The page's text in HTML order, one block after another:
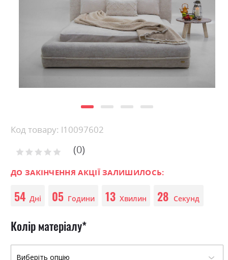
Skip
the
of
images
gallery
Код товару: l10097602
Рейтинг: 0
ДО ЗАКІНЧЕННЯ АКЦІЇ ЗАЛИШИЛОСЬ:
54 Дні 05 Години 13 Хвилин 27 Секунд
Колір матеріалу